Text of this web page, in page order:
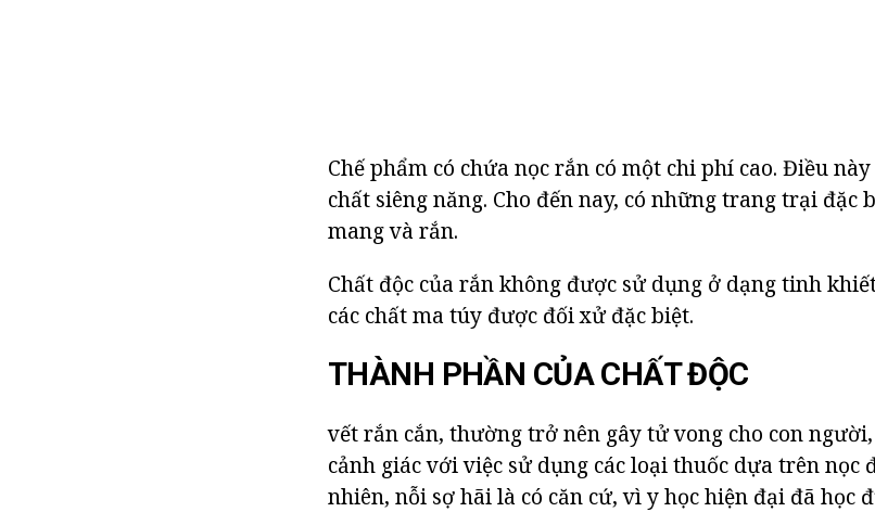
Chế phẩm có chứa nọc rắn có một chi phí cao. Điều
chất siêng năng. Cho đến nay, có những trang trại đặc
mang và rắn.
Chất độc của rắn không được sử dụng ở dạng tinh
các chất ma túy được đối xử đặc biệt.
THÀNH PHẦN CỦA CHẤT ĐỘC
vết rắn cắn, thường trở nên gây tử vong cho con
cảnh giác với việc sử dụng các loại thuốc dựa trên nọc
nhiên, nỗi sợ hãi là có căn cứ, vì y học hiện đại đã học